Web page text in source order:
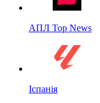
АПЛ Top News
Іспанія